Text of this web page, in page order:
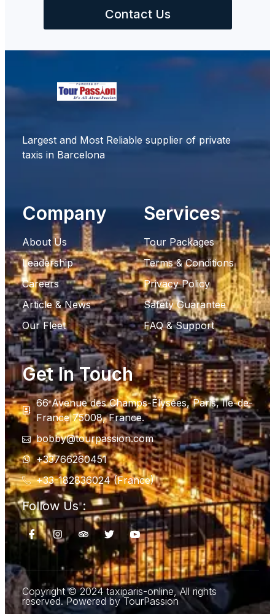
Contact Us
Largest and Most Reliable supplier of private
taxis in Barcelona
Company
About Us
Leadership
Careers
Article & News
Our Fleet
Services
Tour Packages
Terms & Conditions
Privacy Policy
Safety Guarantee
FAQ & Support
Get In Touch
66 Avenue des Champs-Élysées, Paris, Ile-de-
France 75008, France.
bobby@tourpassion.com
+33766260451
+33-182836024 (France)
Follow Us :
Copyright © 2024 taxiparis-online, All rights
reserved. Powered by TourPassion